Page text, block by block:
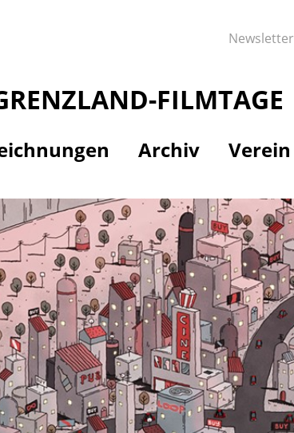
Newsletter
FILMTAGE
Archiv Verein